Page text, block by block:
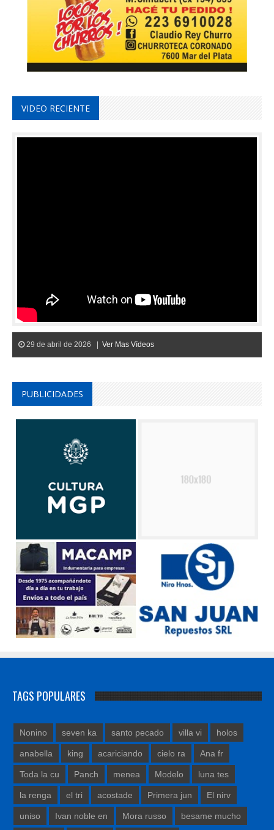
VIDEO RECIENTE
29 de abril de 2026 | Ver Mas Vídeos
PUBLICIDADES
TAGS POPULARES
Nonino seven ka santo pecado villa vi holos
anabella king acariciando cielo ra Ana fr
Toda la cu Panch menea Modelo luna tes
la renga el tri acostade Primera jun El nirv
uniso Ivan noble en Mora russo besame mucho